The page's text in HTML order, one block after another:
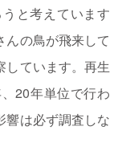
と考えています
んの鳥が飛来して
しています。再生
20年単位で行わ
響は必ず調査しな